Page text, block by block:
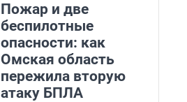
Пожар и две
беспилотные
опасности: как
Омская область
пережила вторую
атаку БПЛА